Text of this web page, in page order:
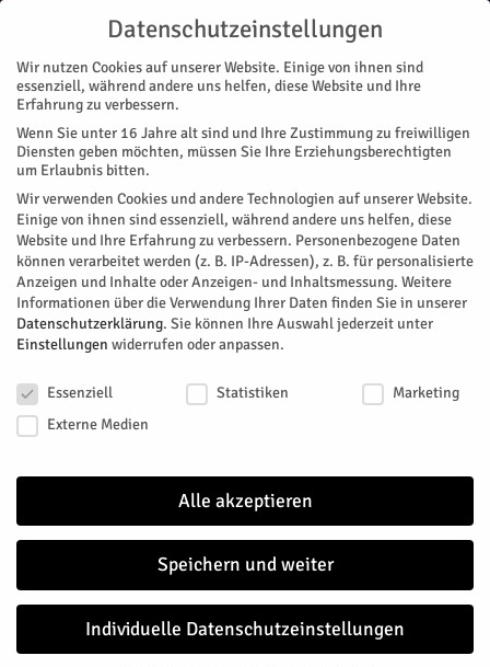
Start
« Alle Veranstaltungen
Diese Veranstaltung hat bereits stattgefunden.
Regionalentscheid: 61.
Vorlesewettbewerb
Facebook
Datenschutzeinstellungen
Wir nutzen Cookies auf unserer Website. Einige von ihnen sind
essenziell, während andere uns helfen, diese Website und Ihre
Erfahrung zu verbessern.
Wenn Sie unter 16 Jahre alt sind und Ihre Zustimmung zu freiwilligen
Diensten geben möchten, müssen Sie Ihre Erziehungsberechtigten
um Erlaubnis bitten.
Wir verwenden Cookies und andere Technologien auf unserer Website.
Einige von ihnen sind essenziell, während andere uns helfen, diese
Website und Ihre Erfahrung zu verbessern. Personenbezogene Daten
können verarbeitet werden (z. B. IP-Adressen), z. B. für personalisierte
Anzeigen und Inhalte oder Anzeigen- und Inhaltsmessung. Weitere
Informationen über die Verwendung Ihrer Daten finden Sie in unserer
Datenschutzerklärung. Sie können Ihre Auswahl jederzeit unter
Einstellungen widerrufen oder anpassen.
Essenziell
Statistiken
Marketing
Externe Medien
Alle akzeptieren
Speichern und weiter
Individuelle Datenschutzeinstellungen